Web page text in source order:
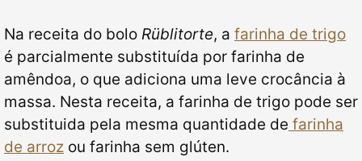
Na receita do bolo Rüblitorte, a farinha de trigo
é parcialmente substituída por farinha de
amêndoa, o que adiciona uma leve crocância à
massa. Nesta receita, a farinha de trigo pode ser
substituida pela mesma quantidade de farinha
de arroz ou farinha sem glúten.